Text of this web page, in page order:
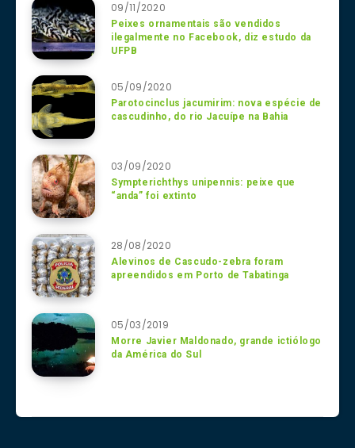
09/11/2020
Peixes ornamentais são vendidos
ilegalmente no Facebook, diz estudo da
UFPB
05/09/2020
Parotocinclus jacumirim: nova espécie de
cascudinho, do rio Jacuípe na Bahia
03/09/2020
Sympterichthys unipennis: peixe que
“anda” foi extinto
28/08/2020
Alevinos de Cascudo-zebra foram
apreendidos em Porto de Tabatinga
05/03/2019
Morre Javier Maldonado, grande ictiólogo
da América do Sul